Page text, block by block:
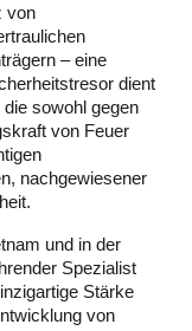
von
– eine
dient
sowohl gegen
von Feuer
nachgewiesener
und in der
Spezialist
Stärke
von